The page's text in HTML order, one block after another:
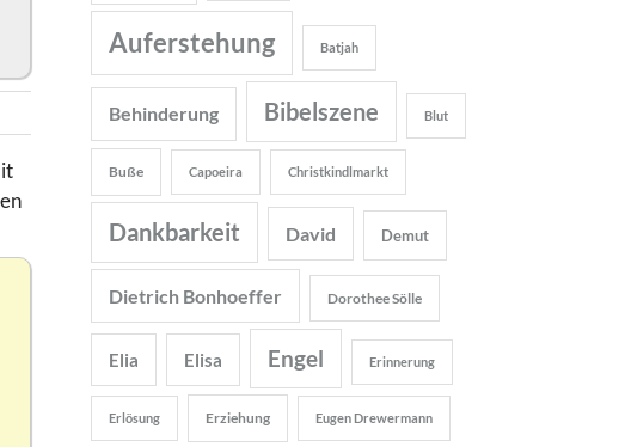
Auferstehung Batjah
Behinderung Bibelszene Blut
Buße Capoeira Christkindlmarkt
Dankbarkeit David Demut
Dietrich Bonhoeffer Dorothee Sölle
Elia Elisa Engel Erinnerung
Erlösung Erziehung Eugen Drewermann